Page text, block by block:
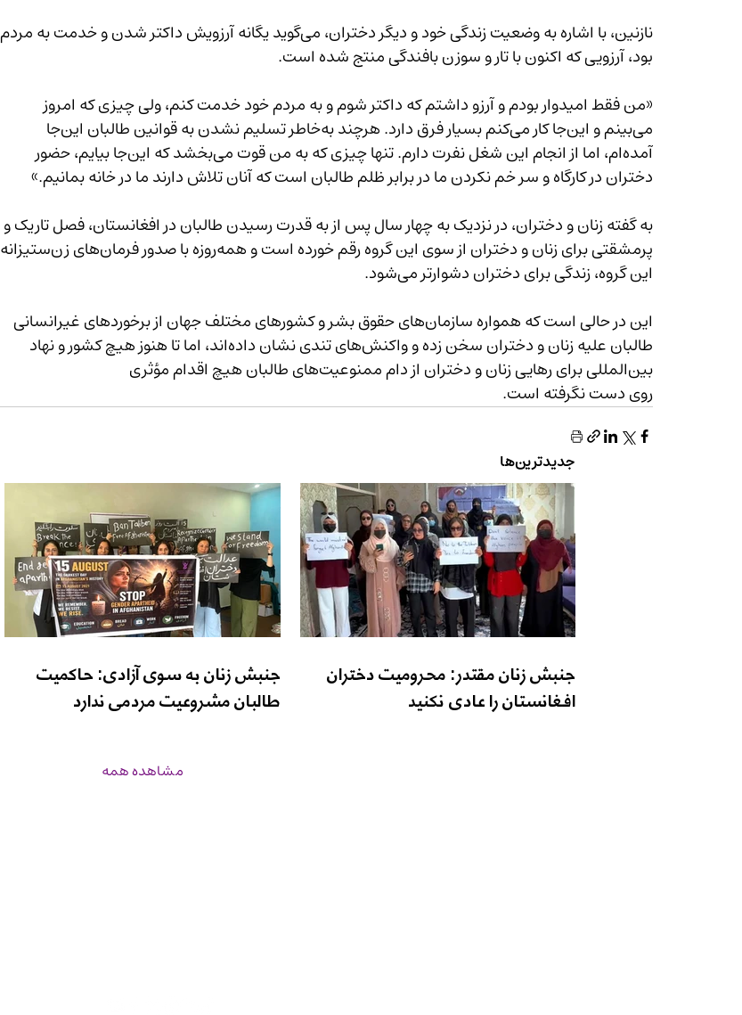
نازنین، با اشاره به وضعیت زندگی خود و دیگر دختران، می‌گوید یگانه آرزویش داکتر شدن و خدمت به مردم
بود، آرزویی که اکنون با تار و سوزن بافندگی منتج شده است.
«من فقط امیدوار بودم و آرزو داشتم که داکتر شوم و به مردم خود خدمت کنم، ولی چیزی که امروز
می‌بینم و این‌جا کار می‌کنم بسیار فرق دارد. هرچند به‌خاطر تسلیم نشدن به قوانین طالبان این‌جا
آمده‌ام، اما از انجام این شغل نفرت دارم. تنها چیزی که به من قوت می‌بخشد که این‌جا بیایم، حضور
دختران در کارگاه و سر خم نکردن ما در برابر ظلم طالبان است که آنان تلاش دارند ما در خانه بمانیم.»
به گفته زنان و دختران، در نزدیک به چهار سال پس از به قدرت رسیدن طالبان در افغانستان، فصل تاریک و
پرمشقتی برای زنان و دختران از سوی این گروه رقم خورده است و همه‌روزه با صدور فرمان‌های زن‌ستیزانه
این گروه، زندگی برای دختران دشوارتر می‌شود.
این در حالی‌ است که همواره سازمان‌های حقوق بشر و کشورهای مختلف جهان از برخوردهای غیرانسانی
طالبان علیه زنان و دختران سخن زده و واکنش‌های تندی نشان داده‌اند، اما تا هنوز هیچ کشور و نهاد
بین‌المللی برای رهایی زنان و دختران از دام ممنوعیت‌های طالبان هیچ اقدام مؤثری
روی دست نگرفته است.
جدیدترین‌ها
جنبش زنان مقتدر: محرومیت دختران
افغانستان را عادی نکنید
جنبش زنان به سوی آزادی: حاکمیت
طالبان مشروعیت مردمی ندارد
مشاهده همه